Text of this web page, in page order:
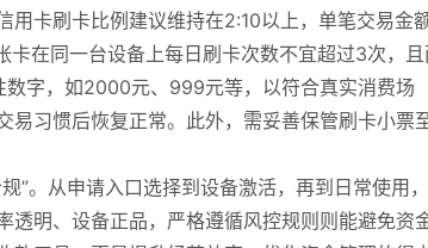
卡刷卡比例建议维持在2:10以上，单笔交易金
在同一台设备上每日刷卡次数不宜超过3次，且
字，如2000元、999元等，以符合真实消费场
易习惯后恢复正常。此外，需妥善保管刷卡小票
”。从申请入口选择到设备激活，再到日常使用
透明、设备正品，严格遵循风控规则则能避免资